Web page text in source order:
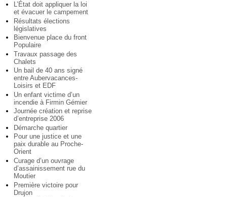
L’État doit appliquer la loi
et évacuer le campement
Résultats élections
législatives
Bienvenue place du front
Populaire
Travaux passage des
Chalets
Un bail de 40 ans signé
entre Aubervacances-
Loisirs et EDF
Un enfant victime d’un
incendie à Firmin Gémier
Journée création et reprise
d’entreprise 2006
Démarche quartier
Pour une justice et une
paix durable au Proche-
Orient
Curage d’un ouvrage
d’assainissement rue du
Moutier
Première victoire pour
Drujon